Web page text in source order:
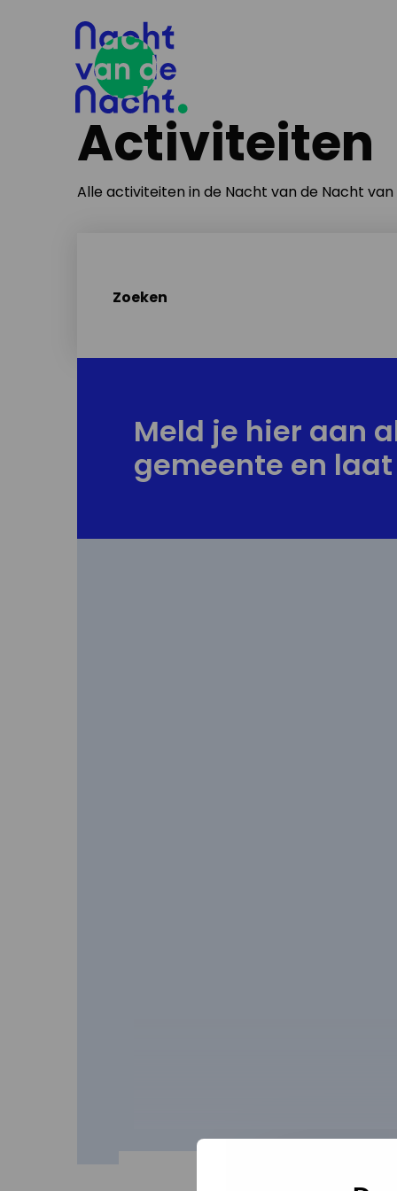
Activiteiten
Alle activiteiten in de Nacht van de Nacht
Zoeken
Meld je hier aan
gemeente en